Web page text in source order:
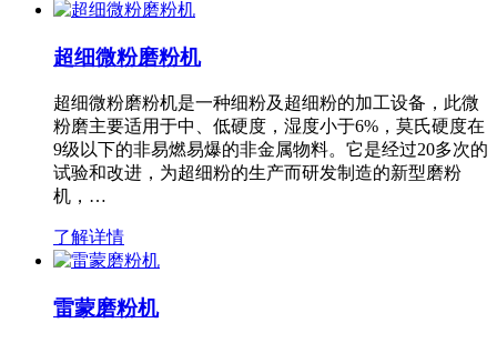
超细微粉磨粉机
超细微粉磨粉机是一种细粉及超细粉的加工设备，此微
粉磨主要适用于中、低硬度，湿度小于6%，莫氏硬度在
9级以下的非易燃易爆的非金属物料。它是经过20多次的
试验和改进，为超细粉的生产而研发制造的新型磨粉
机，…
了解详情
雷蒙磨粉机